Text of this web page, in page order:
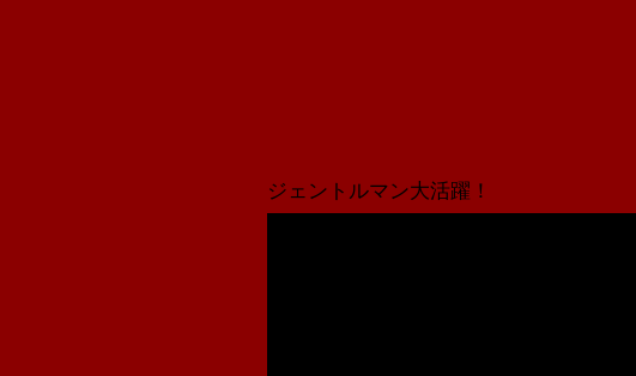
ジェントルマン大活躍！